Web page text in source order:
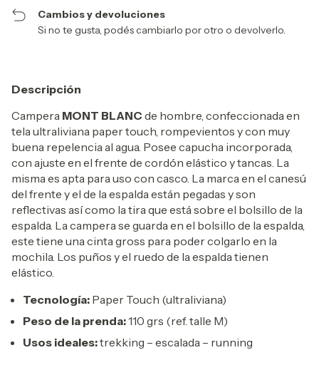
Cambios y devoluciones
Si no te gusta, podés cambiarlo por otro o devolverlo.
Descripción
Campera MONT BLANC de hombre, confeccionada en
tela ultraliviana paper touch, rompevientos y con muy
buena repelencia al agua. Posee capucha incorporada,
con ajuste en el frente de cordón elástico y tancas. La
misma es apta para uso con casco. La marca en el canesú
del frente y el de la espalda están pegadas y son
reflectivas así como la tira que está sobre el bolsillo de la
espalda. La campera se guarda en el bolsillo de la espalda,
este tiene una cinta gross para poder colgarlo en la
mochila. Los puños y el ruedo de la espalda tienen
elástico.
Tecnología: Paper Touch (ultraliviana)
Peso de la prenda:110 grs (ref. talle M)
Usos ideales:trekking – escalada – running